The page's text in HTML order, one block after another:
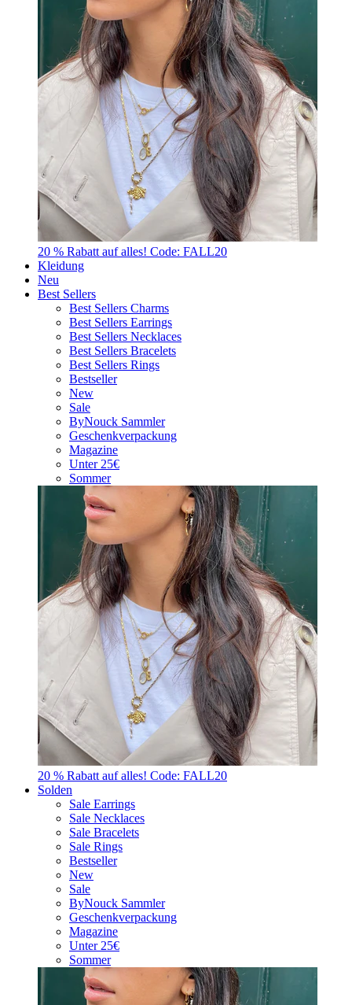
20 % Rabatt auf alles! Code: FALL20
Kleidung
Neu
Best Sellers
Best Sellers Charms
Best Sellers Earrings
Best Sellers Necklaces
Best Sellers Bracelets
Best Sellers Rings
Bestseller
New
Sale
ByNouck Sammler
Geschenkverpackung
Magazine
Unter 25€
Sommer
20 % Rabatt auf alles! Code: FALL20
Solden
Sale Earrings
Sale Necklaces
Sale Bracelets
Sale Rings
Bestseller
New
Sale
ByNouck Sammler
Geschenkverpackung
Magazine
Unter 25€
Sommer